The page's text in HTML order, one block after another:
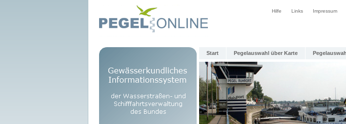
Hilfe Links Impressum
Start Pegelauswahl über Karte